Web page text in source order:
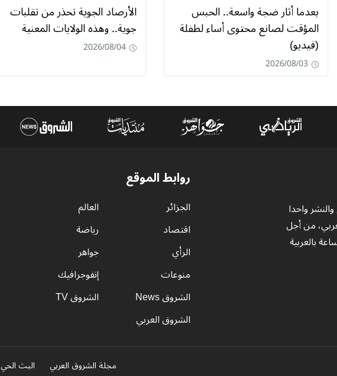
بعدما أثار ضجة واسعة.. الحبس
المؤقت لصانع محتوى أساء لطفلة
(فيديو)
2026/08/03
الأرصاد الجوية تحذر من تقلبات
جوية.. وهذه الولايات المعنية
2026/08/04
والنشر واحدا
من أجل
بالعربية
روابط الموقع
الجزائر
العالم
اقتصاد
رياضة
الرأي
جواهر
منوعات
إنفوجرافيك
الشروق News
الشروق TV
الشروق العربي
مجلة الشروق العربي البث الحي